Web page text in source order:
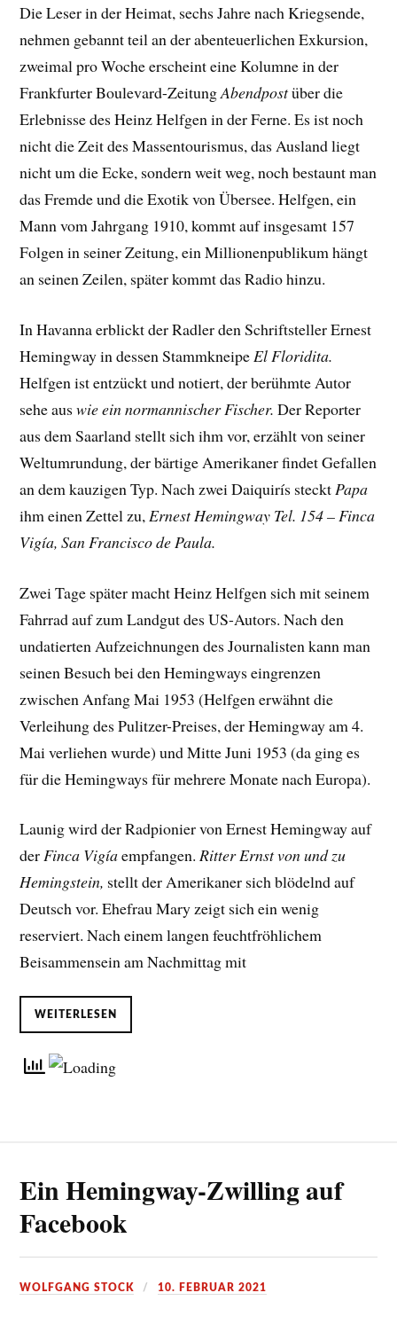
Die Leser in der Heimat, sechs Jahre nach Kriegsende,
nehmen gebannt teil an der abenteuerlichen Exkursion,
zweimal pro Woche erscheint eine Kolumne in der
Frankfurter Boulevard-ZeitungAbendpostüber die
Erlebnisse des Heinz Helfgen in der Ferne. Es ist noch
nicht die Zeit des Massentourismus, das Ausland liegt
nicht um die Ecke, sondern weit weg, noch bestaunt man
das Fremde und die Exotik von Übersee. Helfgen, ein
Mann vom Jahrgang 1910, kommt auf insgesamt 157
Folgen in seiner Zeitung, ein Millionenpublikum hängt
an seinen Zeilen, später kommt das Radio hinzu.
In Havanna erblickt der Radler den Schriftsteller Ernest
Hemingway in dessen Stammkneipe El Floridita.
Helfgen ist entzückt und notiert, der berühmte Autor
sehe auswie ein normannischer Fischer. Der Reporter
aus dem Saarland stellt sich ihm vor, erzählt von seiner
Weltumrundung, der bärtige Amerikaner findet Gefallen
an dem kauzigen Typ. Nach zwei Daiquirís steckt Papa
ihm einen Zettel zu, Ernest Hemingway Tel. 154 – Finca
Vigía, San Francisco de Paula.
Zwei Tage später macht Heinz Helfgen sich mit seinem
Fahrrad auf zum Landgut des US-Autors. Nach den
undatierten Aufzeichnungen des Journalisten kann man
seinen Besuch bei den Hemingways eingrenzen
zwischen Anfang Mai 1953 (Helfgen erwähnt die
Verleihung des Pulitzer-Preises, der Hemingway am 4.
Mai verliehen wurde) und Mitte Juni 1953 (da ging es
für die Hemingways für mehrere Monate nach Europa).
Launig wird der Radpionier von Ernest Hemingway auf
derFinca Vigíaempfangen. Ritter Ernst von und zu
Hemingstein, stellt der Amerikaner sich blödelnd auf
Deutsch vor. Ehefrau Mary zeigt sich ein wenig
reserviert. Nach einem langen feuchtfröhlichem
Beisammensein am Nachmittag mit
WEITERLESEN
Ein Hemingway-Zwilling auf
Facebook
WOLFGANG STOCK 10. FEBRUAR 2021